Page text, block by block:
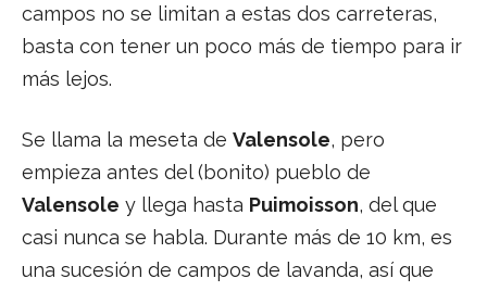
campos no se limitan a estas dos carreteras,
basta con tener un poco más de tiempo para ir
más lejos.
Se llama la meseta de Valensole, pero
empieza antes del (bonito) pueblo de
Valensole y llega hasta Puimoisson, del que
casi nunca se habla. Durante más de 10 km, es
una sucesión de campos de lavanda, así que